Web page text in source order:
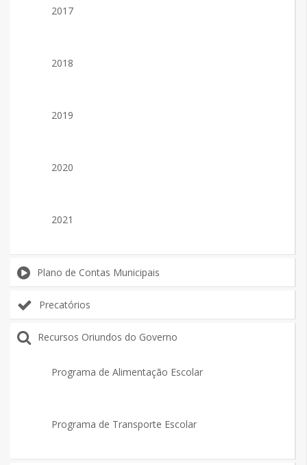
2017
2018
2019
2020
2021
Plano de Contas Municipais
Precatórios
Recursos Oriundos do Governo
Programa de Alimentação Escolar
Programa de Transporte Escolar